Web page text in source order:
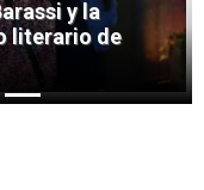
y la
literario de